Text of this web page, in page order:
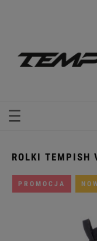
ROLKI TEMPISH
PROMOCJA